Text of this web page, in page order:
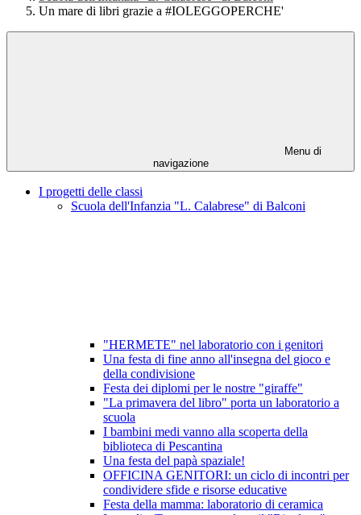
Un mare di libri grazie a #IOLEGGOPERCHE'
Menu di
navigazione
I progetti delle classi
Scuola dell'Infanzia "L. Calabrese" di Balconi
"HERMETE" nel laboratorio con i genitori
Una festa di fine anno all'insegna del gioco e
della condivisione
Festa dei diplomi per le nostre "giraffe"
"La primavera del libro" porta un laboratorio a
scuola
I bambini medi vanno alla scoperta della
biblioteca di Pescantina
Una festa del papà spaziale!
OFFICINA GENITORI: un ciclo di incontri per
condividere sfide e risorse educative
Festa della mamma: laboratorio di ceramica